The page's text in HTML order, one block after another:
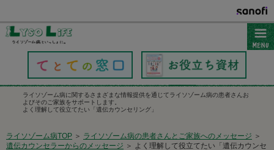
ライソゾーム病に関するさまざまな情報提供を通じてライソゾーム病の患者さんお
よびそのご家族をサポートします。
よく理解して役立てたい「遺伝カウンセリング」
ライソゾーム病TOP ＞ ライソゾーム病の患者さんとご家族へのメッセージ ＞
遺伝カウンセラーからのメッセージ ＞ よく理解して役立てたい「遺伝カウンセ